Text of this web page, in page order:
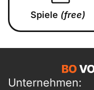
Spiele (free)
Unternehmen: